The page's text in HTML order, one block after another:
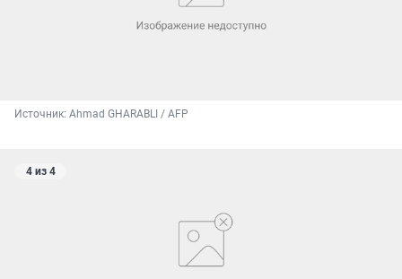
Источник: Ahmad GHARABLI / AFP
4 из 4